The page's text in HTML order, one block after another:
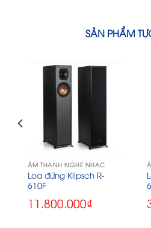
SẢN PHẨM
ÂM THANH NGHE NHẠC
Loa đứng Klipsch R-
610F
11.800.000₫